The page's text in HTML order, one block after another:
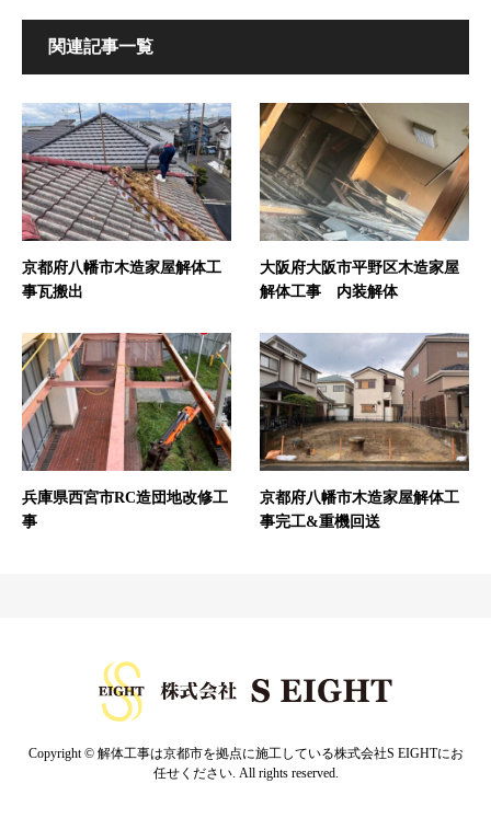
関連記事一覧
京都府八幡市木造家屋解体工
事瓦搬出
大阪府大阪市平野区木造家屋
解体工事 内装解体
兵庫県西宮市RC造団地改修工
事
京都府八幡市木造家屋解体工
事完工&重機回送
Copyright © 解体工事は京都市を拠点に施工している株式会社S EIGHTにお
任せください. All rights reserved.